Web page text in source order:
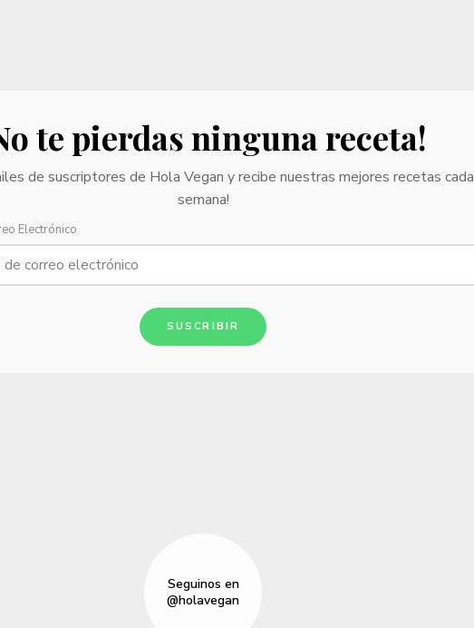
te pierdas ninguna receta!
de suscriptores de Hola Vegan y recibe nuestras mejores recetas cada
semana!
Electrónico
SUSCRIBIR
Seguinos en
@holavegan